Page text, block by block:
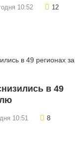
10:52 12
в 49
10:51 8